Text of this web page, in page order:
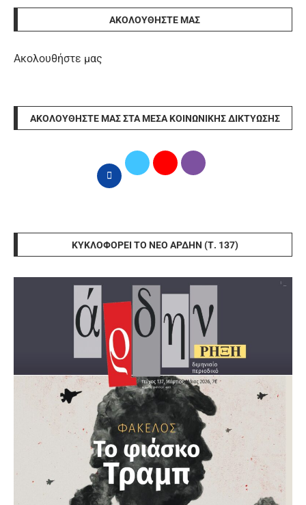
ΑΚΟΛΟΥΘΉΣΤΕ ΜΑΣ
Ακολουθήστε μας
ΑΚΟΛΟΥΘΉΣΤΕ ΜΑΣ ΣΤΑ ΜΈΣΑ ΚΟΙΝΩΝΙΚΉΣ ΔΙΚΤΎΩΣΗΣ
ΚΥΚΛΟΦΟΡΕΊ ΤΟ ΝΈΟ ΆΡΔΗΝ (Τ. 137)